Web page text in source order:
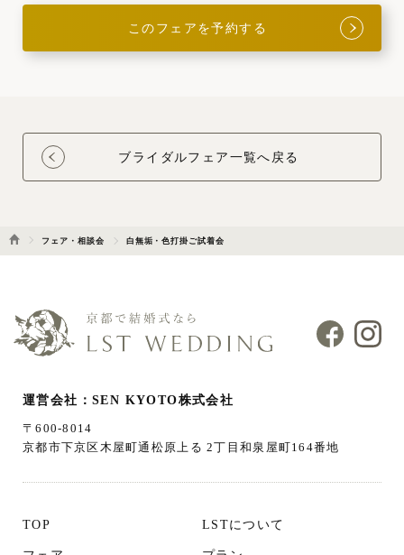
このフェアを予約する
ブライダルフェア一覧へ戻る
フェア・相談会 白無垢・色打掛ご試着会
運営会社：SEN KYOTO株式会社
〒600-8014
京都市下京区木屋町通松原上る 2丁目和泉屋町164番地
TOP LSTについて